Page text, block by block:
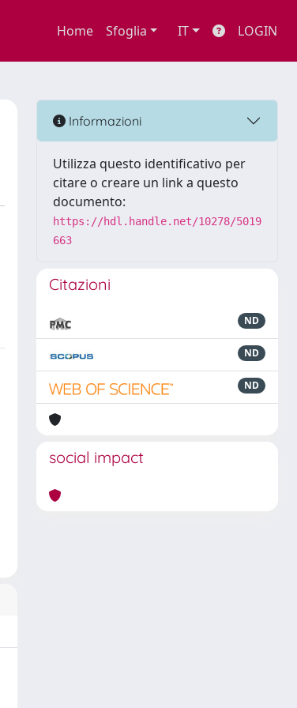
Home Sfoglia IT LOGIN
Informazioni
Utilizza questo identificativo per
citare o creare un link a questo
documento:
https://hdl.handle.net/10278/5019
663
Citazioni
ND
ND
ND
social impact